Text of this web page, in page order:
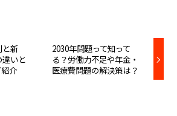
と新
いと
介
2030年問題って知って
る？労働力不足や年金・
医療費問題の解決策は？